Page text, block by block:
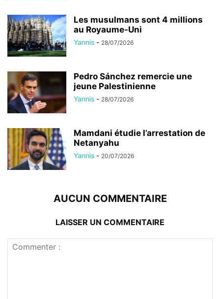
Les musulmans sont 4 millions
au Royaume-Uni
Yannis - 28/07/2026
Pedro Sánchez remercie une
jeune Palestinienne
Yannis - 28/07/2026
Mamdani étudie l’arrestation de
Netanyahu
Yannis - 20/07/2026
AUCUN COMMENTAIRE
LAISSER UN COMMENTAIRE